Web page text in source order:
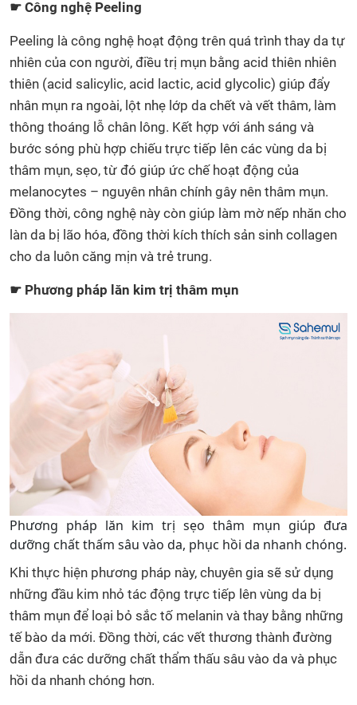
☛ Công nghệ Peeling
Peeling là công nghệ hoạt động trên quá trình thay da tự
nhiên của con người, điều trị mụn bằng acid thiên nhiên
thiên (acid salicylic, acid lactic, acid glycolic) giúp đẩy
nhân mụn ra ngoài, lột nhẹ lớp da chết và vết thâm, làm
thông thoáng lỗ chân lông. Kết hợp với ánh sáng và
bước sóng phù hợp chiếu trực tiếp lên các vùng da bị
thâm mụn, sẹo, từ đó giúp ức chế hoạt động của
melanocytes – nguyên nhân chính gây nên thâm mụn.
Đồng thời, công nghệ này còn giúp làm mờ nếp nhăn cho
làn da bị lão hóa, đồng thời kích thích sản sinh collagen
cho da luôn căng mịn và trẻ trung.
☛ Phương pháp lăn kim trị thâm mụn
Phương pháp lăn kim trị sẹo thâm mụn giúp đưa
dưỡng chất thấm sâu vào da, phục hồi da nhanh chóng.
Khi thực hiện phương pháp này, chuyên gia sẽ sử dụng
những đầu kim nhỏ tác động trực tiếp lên vùng da bị
thâm mụn để loại bỏ sắc tố melanin và thay bằng những
tế bào da mới. Đồng thời, các vết thương thành đường
dẫn đưa các dưỡng chất thẩm thấu sâu vào da và phục
hồi da nhanh chóng hơn.